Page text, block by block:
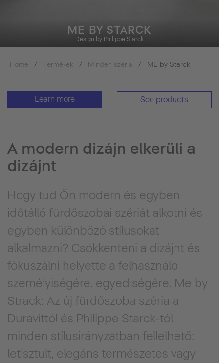
Home Termékek Minden széria ME by Starck
Learn more See products
A modern dizájn elkerüli a
dizájnt
Hogy tud Ön modern és egyben
időtálló fürdőszobai szériát alkotni és
egyben különböző stílusokat
alkalmazni? Csökkenteni a dizájnt és
fókuszálni helyette a felhasználó
személyiségére, egyediségére. Me by
Strack: Az új fürdőszoba széria a
Duravittól és Philippe Starck-tól
minden stílusirányzatban fellelhető:
letisztult, elegáns természetes vagy